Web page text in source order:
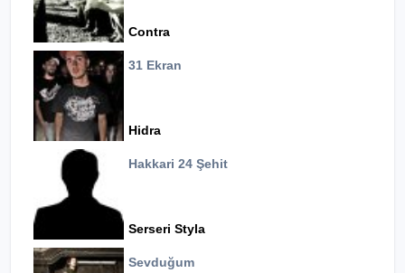
Contra
31 Ekran
Hidra
Hakkari 24 Şehit
Serseri Styla
Sevduğum